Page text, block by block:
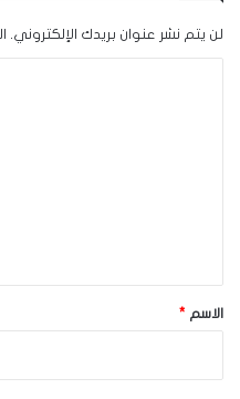
لن يتم نشر عنوان بريدك الإلكتروني.
*الاسم *